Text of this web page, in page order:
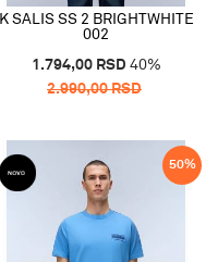
K SALIS SS 2 BRIGHTWHITE
002
1.794,00 RSD 40%
2.990,00RSD
50%